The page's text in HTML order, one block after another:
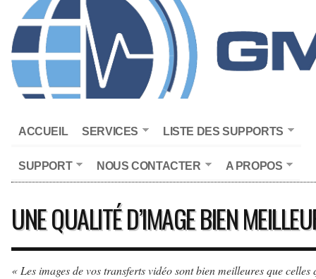
ACCUEIL SERVICES LISTE DES SUPPORTS
SUPPORT NOUS CONTACTER A PROPOS
UNE QUALITÉ D’IMAGE BIEN
« Les images de vos transferts vidéo sont bien meilleures que celles